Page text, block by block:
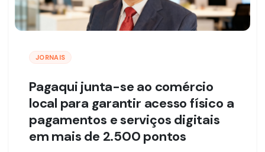
JORNAIS
Pagaqui junta-se ao comércio
local para garantir acesso físico a
pagamentos e serviços digitais
em mais de 2.500 pontos